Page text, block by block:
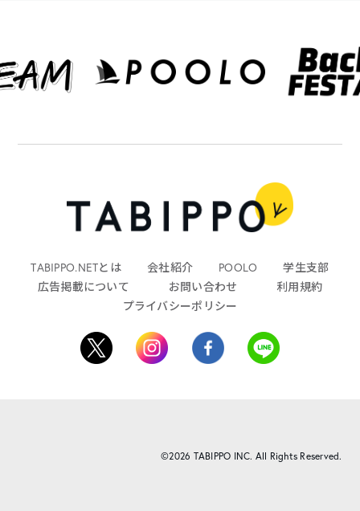
TABIPPO.NETとは 会社紹介 POOLO
学生支部
広告掲載について
お問い合わせ
利用規約
プライバシーポリシー
©2026 TABIPPO INC. All Rights Reserved.